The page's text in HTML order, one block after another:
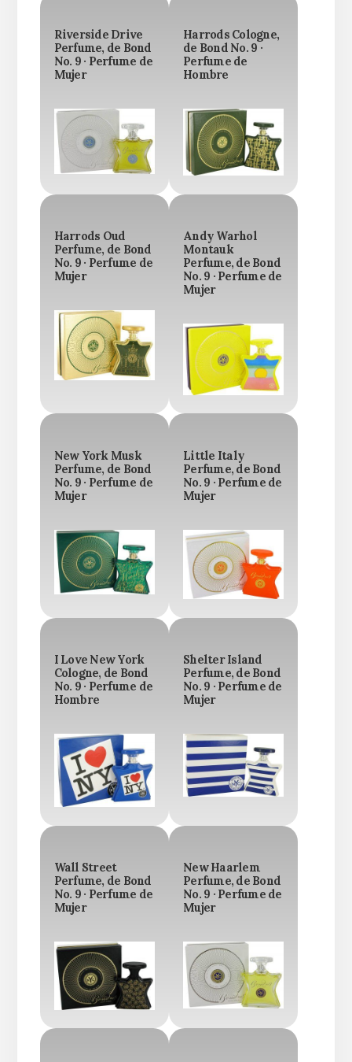
Riverside Drive
Perfume, de Bond
No. 9 · Perfume de
Mujer
Harrods Cologne,
de Bond No. 9 ·
Perfume de
Hombre
Harrods Oud
Perfume, de Bond
No. 9 · Perfume de
Mujer
Andy Warhol
Montauk
Perfume, de Bond
No. 9 · Perfume de
Mujer
New York Musk
Perfume, de Bond
No. 9 · Perfume de
Mujer
Little Italy
Perfume, de Bond
No. 9 · Perfume de
Mujer
I Love New York
Cologne, de Bond
No. 9 · Perfume de
Hombre
Shelter Island
Perfume, de Bond
No. 9 · Perfume de
Mujer
Wall Street
Perfume, de Bond
No. 9 · Perfume de
Mujer
New Haarlem
Perfume, de Bond
No. 9 · Perfume de
Mujer